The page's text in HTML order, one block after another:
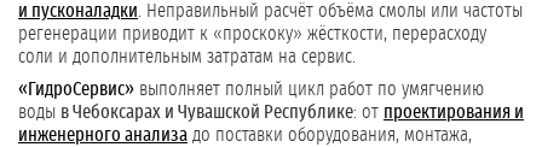
и пусконаладки . Неправильный расчёт объёма смолы или частоты
регенерации приводит к «проскоку» жёсткости, перерасходу
соли и дополнительным затратам на сервис.
«ГидроСервис» выполняет полный цикл работ по умягчению
воды в Чебоксарах и Чувашской Республике: от проектирования и
инженерного анализа до поставки оборудования, монтажа,